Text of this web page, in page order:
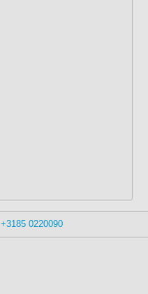
+3185 0220090